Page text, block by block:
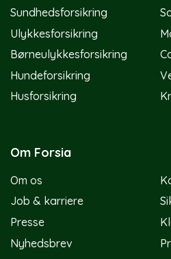
Sundhedsforsikring
Ulykkesforsikring
Børneulykkesforsikring
Hundeforsikring
Husforsikring
Om Forsia
Om os
Job & karriere
Presse
Nyhedsbrev